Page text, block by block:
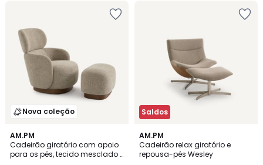
Nova coleção
AM.PM
Cadeirão giratório com apoio
para os pés, tecido mesclado e
Saldos
AM.PM
Cadeirão relax giratório e
repousa-pés Wesley
4,2
/ 5